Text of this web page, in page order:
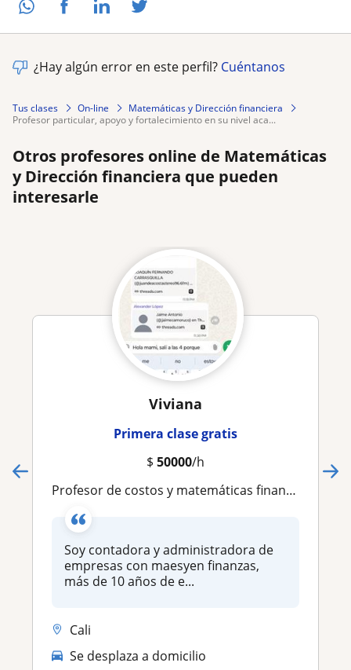
¿Hay algún error en este perfil? Cuéntanos
Tus clases On-line
Matemáticas y Dirección financiera
profesor particular, apoyo y fortalecimiento en su nivel aca...
Otros profesores online de Matemáticas
y Dirección financiera que pueden
interesarle
Viviana
Primera clase gratis
$ 50000/h
Profesor de costos y matemáticas financieras
Soy contadora y administradora de
empresas con maesyen finanzas,
más de 10 años de e...
Cali
Se desplaza a domicilio